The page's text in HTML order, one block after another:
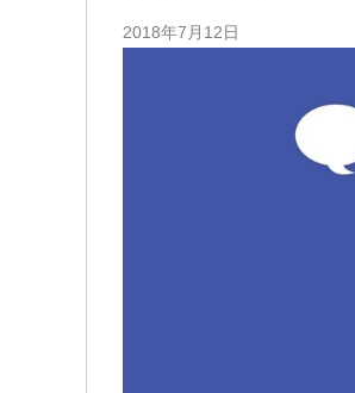
2018年7月12日